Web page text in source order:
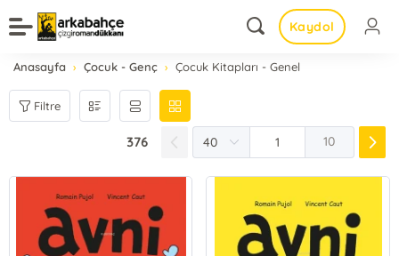
Kaydol
Anasayfa Çocuk - Genç Çocuk Kitapları - Genel
Filtre
376 10